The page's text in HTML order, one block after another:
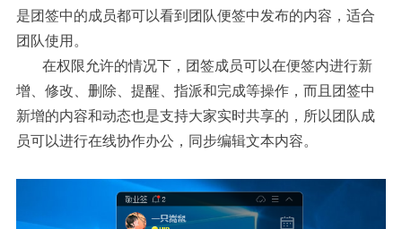
是团签中的成员都可以看到团队便签中发布的内容，适合
团队使用。
在权限允许的情况下，团签成员可以在便签内进行新
增、修改、删除、提醒、指派和完成等操作，而且团签中
新增的内容和动态也是支持大家实时共享的，所以团队成
员可以进行在线协作办公，同步编辑文本内容。